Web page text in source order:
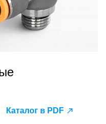
Каталог в PDF